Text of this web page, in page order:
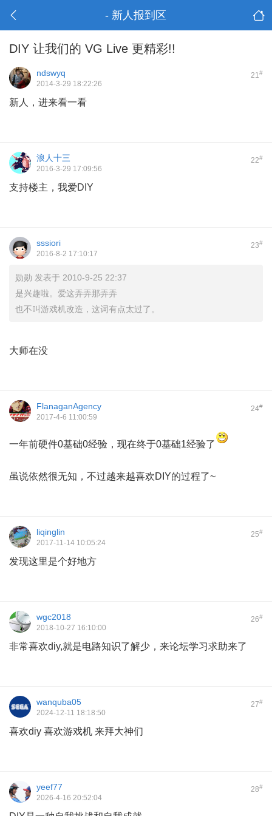
- 新人报到区
DIY 让我们的 VG Live 更精彩!!
21#
ndswyq
2014-3-29 18:22:26
新人，进来看一看
22#
浪人十三
2016-3-29 17:09:56
支持楼主，我爱DIY
23#
sssiori
2016-8-2 17:10:17
勋勋 发表于 2010-9-25 22:37
是兴趣啦。爱这弄弄那弄弄
也不叫游戏机改造，这词有点太过了。
大师在没
24#
FlanaganAgency
2017-4-6 11:00:59
一年前硬件0基础0经验，现在终于0基础1经验了
虽说依然很无知，不过越来越喜欢DIY的过程了~
25#
liqinglin
2017-11-14 10:05:24
发现这里是个好地方
26#
wgc2018
2018-10-27 16:10:00
非常喜欢diy,就是电路知识了解少，来论坛学习求助来了
27#
wanquba05
2024-12-11 18:18:50
喜欢diy 喜欢游戏机 来拜大神们
28#
yeef77
2026-4-16 20:52:04